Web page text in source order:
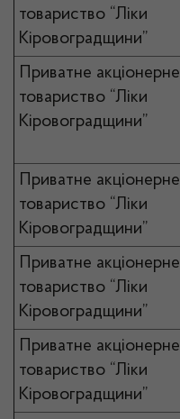
товариство “Ліки
Кіровоградщини”
Приватне акціонерне
товариство “Ліки
Кіровоградщини”
Приватне акціонерне
товариство “Ліки
Кіровоградщини”
Приватне акціонерне
товариство “Ліки
Кіровоградщини”
Приватне акціонерне
товариство “Ліки
Кіровоградщини”